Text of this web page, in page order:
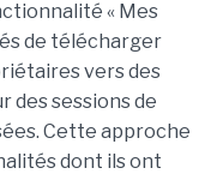
« Mes
de télécharger
vers des
des sessions de
Cette approche
dont ils ont